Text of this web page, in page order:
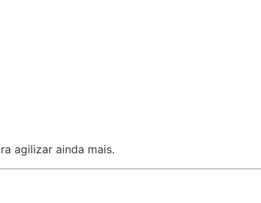
agilizar ainda mais.